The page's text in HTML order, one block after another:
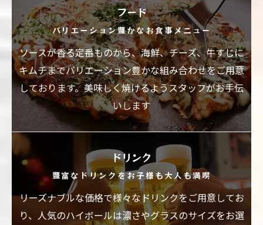
フード
バリエーション豊かなお食事メニュー
ソースが香る定番ものから、海鮮、チーズ、牛すじに
キムチまでバリエーション豊かな組み合わせをご用意
しております。美味しく焼けるようスタッフがお手伝
いします
ドリンク
豊富なドリンクをお子様も大人も満喫
リーズナブルな価格で様々なドリンクをご用意してお
り、人気のハイボールは濃さやグラスのサイズをお選